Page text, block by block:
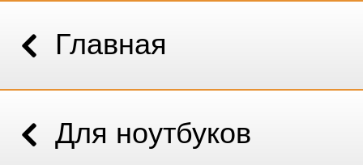
Главная
Для ноутбуков